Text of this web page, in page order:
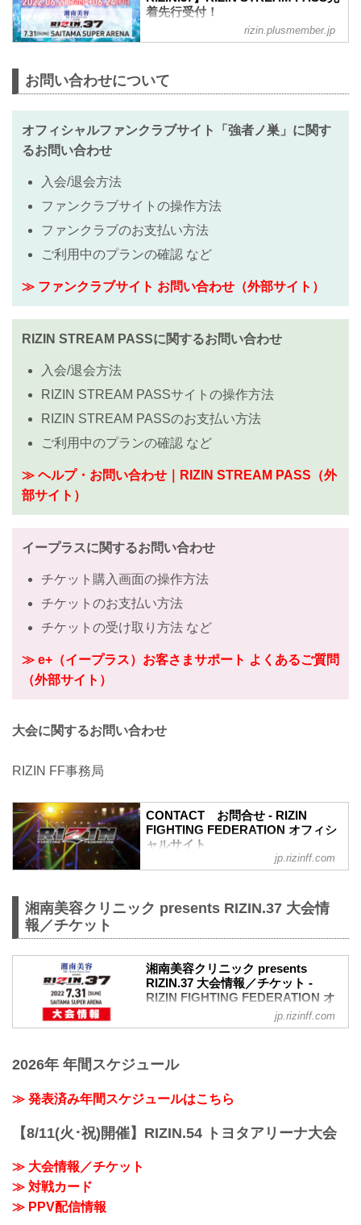
着先行受付！
湘南美容クリニック presents
月21日（火）12時00分&nbsp;より先着先
行受付をスタート！※先着順で受付けを
し、お席位置は抽選で決定させて頂きま
す。&nbsp;※※重要※※RIZINではイベ
ント開催に際し、日本スポーツ協会が作
チケット販売方法の変更、また...
rizin.plusmember.jp
お問い合わせについて
オフィシャルファンクラブサイト「強者ノ巣」に関す
るお問い合わせ
入会/退会方法
ファンクラブサイトの操作方法
ファンクラブのお支払い方法
ご利用中のプランの確認 など
≫ ファンクラブサイト お問い合わせ（外部サイト）
RIZIN STREAM PASSに関するお問い合わせ
入会/退会方法
RIZIN STREAM PASSサイトの操作方法
RIZIN STREAM PASSのお支払い方法
ご利用中のプランの確認 など
≫ ヘルプ・お問い合わせ｜RIZIN STREAM PASS（外
部サイト）
イープラスに関するお問い合わせ
チケット購入画面の操作方法
チケットのお支払い方法
チケットの受け取り方法 など
≫ e+（イープラス）お客さまサポート よくあるご質問
（外部サイト）
大会に関するお問い合わせ
RIZIN FF事務局
CONTACT お問合せ - RIZIN
FIGHTING FEDERATION オフィシ
ャルサイト
RIZIN FIGHTING FEDERATION オフィシ
「RIZIN FIGHTING FEDERATION」（ラ
ン）の情報・加盟団体について発信して
いきます。
jp.rizinff.com
湘南美容クリニック presents RIZIN.37 大会情
報／チケット
湘南美容クリニック presents
RIZIN.37 大会情報／チケット -
RIZIN FIGHTING FEDERATION オ
湘南美容クリニック presents RIZIN.37
2022年7月31日（日）12:30開場（予定）/
14:00開始（予定）
※開場・開始時間は予定です。決定次第
RIZIN FFオフィシャルサイトにてご案内
jp.rizinff.com
2026年 年間スケジュール
≫ 発表済み年間スケジュールはこちら
【8/11(火･祝)開催】RIZIN.54 トヨタアリーナ大会
≫ 大会情報／チケット
≫ 対戦カード
≫ PPV配信情報